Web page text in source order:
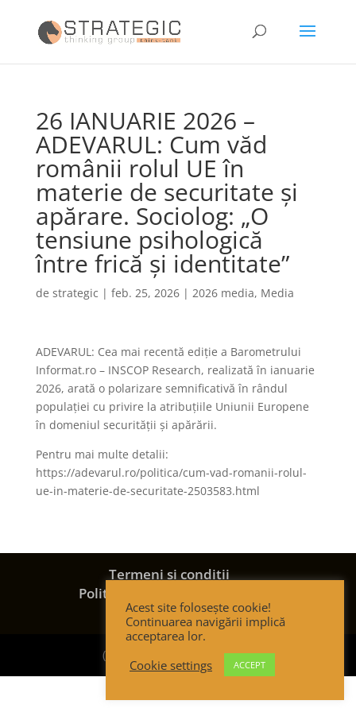
26 IANUARIE 2026 –
ADEVARUL: Cum văd
românii rolul UE în
materie de securitate și
apărare. Sociolog: „O
tensiune psihologică
între frică și identitate”
de strategic | feb. 25, 2026| 2026 media, Media
ADEVARUL: Cea mai recentă ediție a Barometrului
Informat.ro – INSCOP Research, realizată în ianuarie
2026, arată o polarizare semnificativă în rândul
populației cu privire la atribuțiile Uniunii Europene
în domeniul securității și apărării.
Pentru mai multe detalii:
https://adevarul.ro/politica/cum-vad-romanii-rolul-
ue-in-materie-de-securitate-2503583.html
Termeni și condiții
Politica de confidențialitate
Politica de cookies
(c) Strategic Thinking Group
Acest site folosește cookie!
Continuarea navigării implică
acceptarea lor.
Cookie settings
ACCEPT